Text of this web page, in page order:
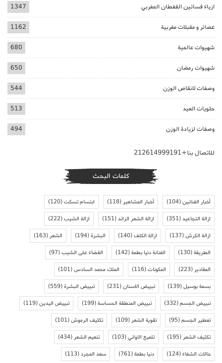
ازياء فساتين القفطان المغربي 1347
عصائر و مقبلات مغربية 1162
شهيوات عالمية 680
شهيوات رمضان 650
وصفات لانقاص الوزن 544
حلويات العيد 513
وصفات لزيادة الوزن 494
للاتصال بنا+212614999191
كلمات البحث
أخبار الفنانين(104) أخبار المشاهير(118) ابتسام تسكت(120)
ازالة التجاعيد(351) ازالة الشعر الزائد(151) ازالة الشيب(222)
ازالة الكرش(137) ازالة الكلف(140) البشرة(194) الشعر(163)
الطريقة(130) الفنانة دنيا بطمة(142) القضاء على الشيب(97)
المقادير(223) المكونات(116) الملك محمد السادس(101)
بسمة بوسيل(139) تبييض الاسنان(231) تبييض البشرة(559)
تبييض الجسم(332) تبييض المنطقة الحساسة(199) تبييض اليدين(119)
تعطير الجسم(95) تقوية الشعر(109) تكثيف الرموش(101)
تكثيف الشعر(195) تلميع الاواني(103) تنعيم الشعر(434)
حالات الشفاء(124) دنيا بطمة(761) سعد المجرد(113)